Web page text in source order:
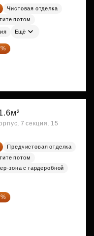
Чистовая отделка
потом
Ещё
7 секция, 15
Предчистовая отделка
потом
зона с гардеробной